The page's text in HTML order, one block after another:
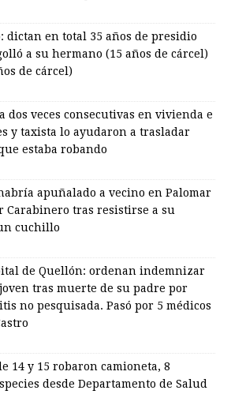
dictan en total 35 años de presidio
a su hermano (15 años de cárcel)
de cárcel)
dos veces consecutivas en vivienda e
y taxista lo ayudaron a trasladar
estaba robando
apuñalado a vecino en Palomar
Carabinero tras resistirse a su
cuchillo
de Quellón: ordenan indemnizar
tras muerte de su padre por
no pesquisada. Pasó por 5 médicos
14 y 15 robaron camioneta, 8
desde Departamento de Salud